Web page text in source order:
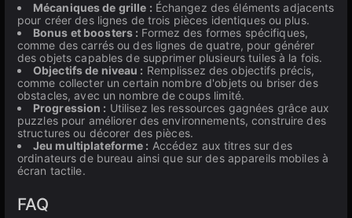
Mécaniques de grille : Échangez des éléments adjacents
pour créer des lignes de trois pièces identiques ou plus.
Bonus et boosters : Formez des formes spécifiques,
comme des carrés ou des lignes de quatre, pour générer
des objets capables de supprimer plusieurs tuiles à la fois.
Objectifs de niveau : Remplissez des objectifs précis,
comme collecter un certain nombre d'objets ou briser des
obstacles, avec un nombre de coups limité.
Progression : Utilisez les ressources gagnées grâce aux
puzzles pour améliorer des environnements, construire des
structures ou décorer des pièces.
Jeu multiplateforme : Accédez aux titres sur des
ordinateurs de bureau ainsi que sur des appareils mobiles à
écran tactile.
FAQ